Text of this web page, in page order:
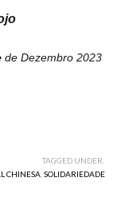
de Dezembro 2023
TAGGED UNDER:
CHINESA,SOLIDARIEDADE